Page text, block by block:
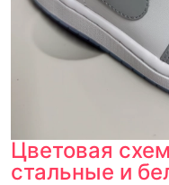
Цветовая
стальные и